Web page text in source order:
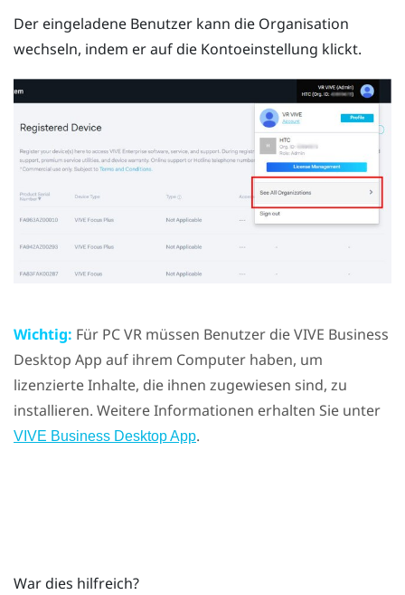
Der eingeladene Benutzer kann die Organisation
wechseln, indem er auf die Kontoeinstellung klickt.
Wichtig: Für PC VR müssen Benutzer dieVIVE Business
Desktop App auf ihrem Computer haben, um
lizenzierte Inhalte, die ihnen zugewiesen sind, zu
installieren. Weitere Informationen erhalten Sie unter
VIVE Business Desktop App.
War dies hilfreich?